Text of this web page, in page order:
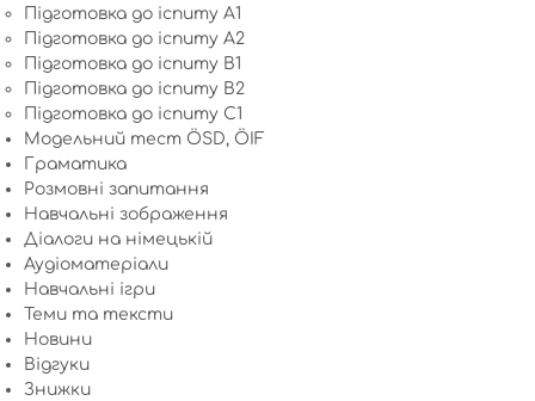
Підготовка до іспиту A1
Підготовка до іспиту A2
Підготовка до іспиту B1
Підготовка до іспиту B2
Підготовка до іспиту C1
Модельний тест ÖSD, ÖIF
Граматика
Розмовні запитання
Навчальні зображення
Діалоги на німецькій
Аудіоматеріали
Навчальні ігри
Теми та тексти
Новини
Відгуки
Знижки